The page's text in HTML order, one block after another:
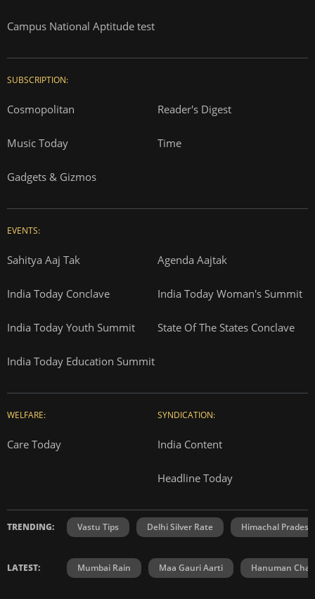
Campus National Aptitude test
SUBSCRIPTION:
Cosmopolitan Reader's Digest
Music Today Time
Gadgets & Gizmos
EVENTS:
Sahitya Aaj Tak Agenda Aajtak
India Today Conclave India Today Woman's Summit
India Today Youth Summit State Of The States Conclave
India Today Education Summit
WELFARE:
Care Today
SYNDICATION:
India Content
Headline Today
TRENDING: Vastu Tips Delhi Silver Rate Himachal
LATEST: Mumbai Rain Maa Gauri Aarti Hanuman